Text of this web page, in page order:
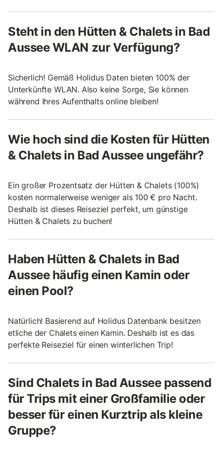
Steht in den Hütten & Chalets in Bad
Aussee WLAN zur Verfügung?
Sicherlich! Gemäß Holidus Daten bieten 100% der
Unterkünfte WLAN. Also keine Sorge, Sie können
während Ihres Aufenthalts online bleiben!
Wie hoch sind die Kosten für Hütten
& Chalets in Bad Aussee ungefähr?
Ein großer Prozentsatz der Hütten & Chalets (100%)
kosten normalerweise weniger als 100 € pro Nacht.
Deshalb ist dieses Reiseziel perfekt, um günstige
Hütten & Chalets zu buchen!
Haben Hütten & Chalets in Bad
Aussee häufig einen Kamin oder
einen Pool?
Natürlich! Basierend auf Holidus Datenbank besitzen
etliche der Chalets einen Kamin. Deshalb ist es das
perfekte Reiseziel für einen winterlichen Trip!
Sind Chalets in Bad Aussee passend
für Trips mit einer Großfamilie oder
besser für einen Kurztrip als kleine
Gruppe?